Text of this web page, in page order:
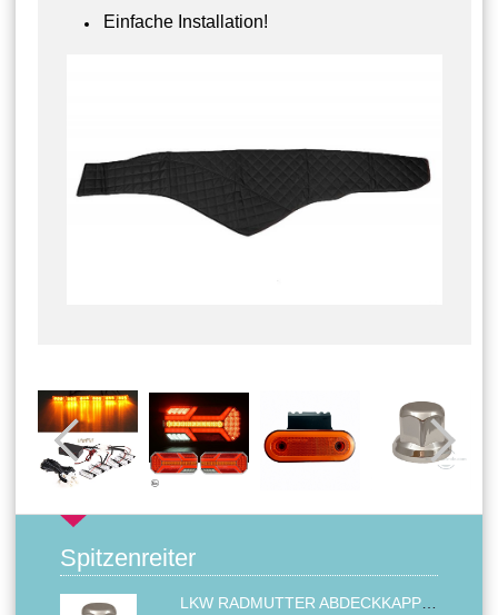
Einfache Installation!
Spitzenreiter